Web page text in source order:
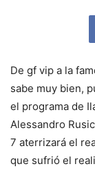
De gf vip a la
sabe muy bien,
el programa de
Alessandro
7 aterrizará el
que sufrió el